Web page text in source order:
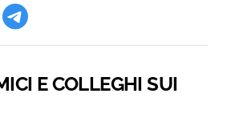
E COLLEGHI SUI